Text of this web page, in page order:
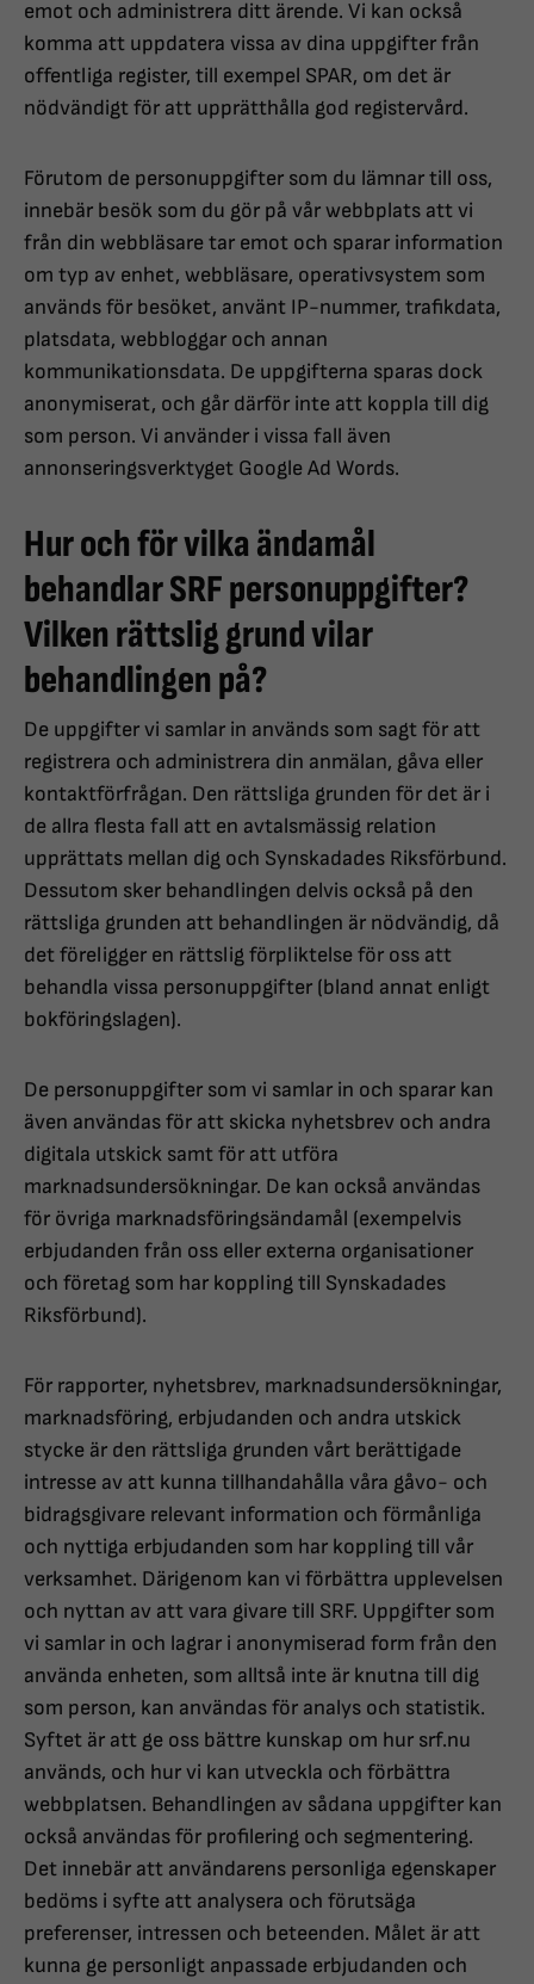
emot och administrera ditt ärende. Vi kan också
komma att uppdatera vissa av dina uppgifter från
offentliga register, till exempel SPAR, om det är
nödvändigt för att upprätthålla god registervård.
Förutom de personuppgifter som du lämnar till oss,
innebär besök som du gör på vår webbplats att vi
från din webbläsare tar emot och sparar information
om typ av enhet, webbläsare, operativsystem som
används för besöket, använt IP-nummer, trafikdata,
platsdata, webbloggar och annan
kommunikationsdata. De uppgifterna sparas dock
anonymiserat, och går därför inte att koppla till dig
som person. Vi använder i vissa fall även
annonseringsverktyget Google Ad Words.
Hur och för vilka ändamål
behandlar SRF personuppgifter?
Vilken rättslig grund vilar
behandlingen på?
De uppgifter vi samlar in används som sagt för att
registrera och administrera din anmälan, gåva eller
kontaktförfrågan. Den rättsliga grunden för det är i
de allra flesta fall att en avtalsmässig relation
upprättats mellan dig och Synskadades Riksförbund.
Dessutom sker behandlingen delvis också på den
rättsliga grunden att behandlingen är nödvändig, då
det föreligger en rättslig förpliktelse för oss att
behandla vissa personuppgifter (bland annat enligt
bokföringslagen).
De personuppgifter som vi samlar in och sparar kan
även användas för att skicka nyhetsbrev och andra
digitala utskick samt för att utföra
marknadsundersökningar. De kan också användas
för övriga marknadsföringsändamål (exempelvis
erbjudanden från oss eller externa organisationer
och företag som har koppling till Synskadades
Riksförbund).
För rapporter, nyhetsbrev, marknadsundersökningar,
marknadsföring, erbjudanden och andra utskick
stycke är den rättsliga grunden vårt berättigade
intresse av att kunna tillhandahålla våra gåvo- och
bidragsgivare relevant information och förmånliga
och nyttiga erbjudanden som har koppling till vår
verksamhet. Därigenom kan vi förbättra upplevelsen
och nyttan av att vara givare till SRF. Uppgifter som
vi samlar in och lagrar i anonymiserad form från den
använda enheten, som alltså inte är knutna till dig
som person, kan användas för analys och statistik.
Syftet är att ge oss bättre kunskap om hur srf.nu
används, och hur vi kan utveckla och förbättra
webbplatsen. Behandlingen av sådana uppgifter kan
också användas för profilering och segmentering.
Det innebär att användarens personliga egenskaper
bedöms i syfte att analysera och förutsäga
preferenser, intressen och beteenden. Målet är att
kunna ge personligt anpassade erbjudanden och